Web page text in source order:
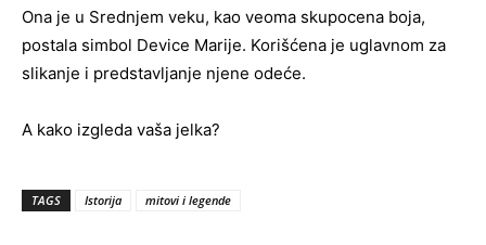
Ona je u Srednjem veku, kao veoma skupocena boja,
postala simbol Device Marije. Korišćena je uglavnom za
slikanje i predstavljanje njene odeće.
A kako izgleda vaša jelka?
TAGS Istorija mitovi i legende